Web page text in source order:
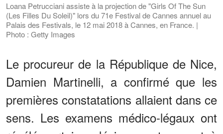
Loana Petrucciani assiste à la projection de "Girls Of The Sun
(Les Filles Du Soleil)" lors du 71e Festival de Cannes annuel au
Palais des Festivals, le 12 mai 2018 à Cannes, en France. |
Photo : Getty Images
Le procureur de la République de Nice,
Damien Martinelli, a confirmé que les
premières constatations allaient dans ce
sens. Les examens médico-légaux ont